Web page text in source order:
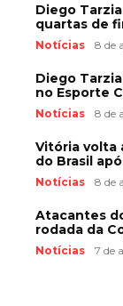
Diego
quartas de
Notícias 8 de
Diego
no Esporte
Notícias 8 de
Vitória volta
do Brasil
Notícias 8 de
Atacantes
rodada da
Notícias 7 de